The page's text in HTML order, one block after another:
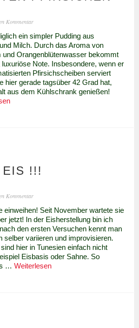
Kommentar
ein simpler Pudding aus
Milch. Durch das Aroma von
Orangenblütenwasser bekommt
Note. Insbesondere, wenn er
Pfirsichscheiben serviert
hier gerade tagsüber 42 Grad hat,
aus dem Kühlschrank genießen!
Muhallabeiya
Pfirsichen
EIS !!!
Kommentar
einweihen! Seit November wartete sie
jetzt! In der Eisherstellung bin ich
den ersten Versuchen kennt man
selber variieren und improvisieren.
hier in Tunesien einfach nicht
Eisbasis oder Sahne. So
…WeiterlesenSommer!